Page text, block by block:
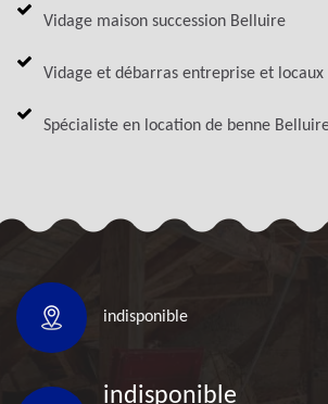
Vidage maison succession Belluire
Vidage et débarras entreprise et
Spécialiste en location de benne
indisponible
indisponible